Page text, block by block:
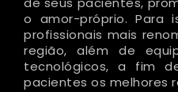
o amor-próprio. Para
profissionais mais
região, além de
tecnológicos, a fim
pacientes os melhores